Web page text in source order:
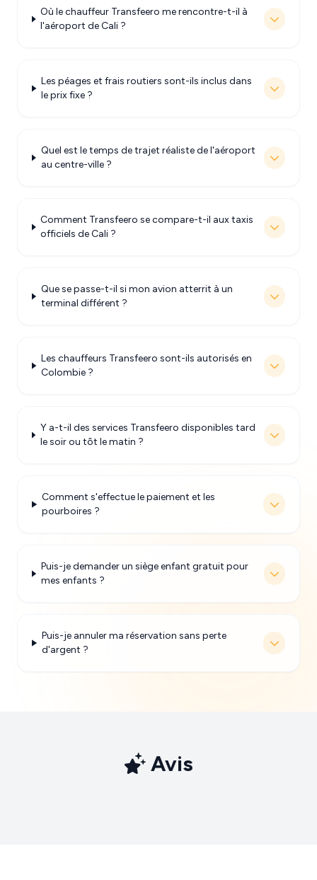
Où le chauffeur Transfeero me rencontre-t-il à
l'aéroport de Cali ?
Les péages et frais routiers sont-ils inclus dans
le prix fixe ?
Quel est le temps de trajet réaliste de l'aéroport
au centre-ville ?
Comment Transfeero se compare-t-il aux taxis
officiels de Cali ?
Que se passe-t-il si mon avion atterrit à un
terminal différent ?
Les chauffeurs Transfeero sont-ils autorisés en
Colombie ?
Y a-t-il des services Transfeero disponibles tard
le soir ou tôt le matin ?
Comment s'effectue le paiement et les
pourboires ?
Puis-je demander un siège enfant gratuit pour
mes enfants ?
Puis-je annuler ma réservation sans perte
d'argent ?
Avis